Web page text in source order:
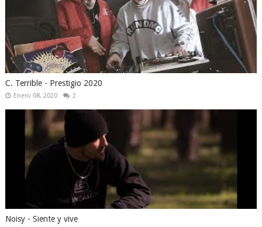
C. Terrible - Prestigio 2020
Enero 08, 2020 2
Noisy - Siente y vive